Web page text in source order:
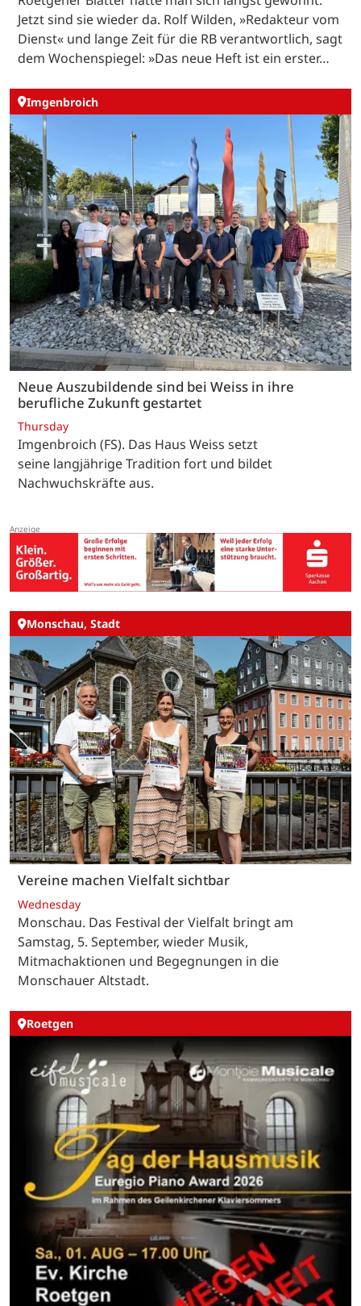
Jetzt sind sie wieder da. Rolf Wilden, »Redakteur vom
Dienst« und lange Zeit für die RB verantwortlich, sagt
dem Wochenspiegel: »Das neue Heft ist ein erster…
Imgenbroich
Neue Auszubildende sind bei Weiss in ihre
berufliche Zukunft gestartet
Thursday
Imgenbroich (FS). Das Haus Weiss setzt
seine langjährige Tradition fort und bildet
Nachwuchskräfte aus.
Monschau, Stadt
Vereine machen Vielfalt sichtbar
Wednesday
Monschau. Das Festival der Vielfalt bringt am
Samstag, 5. September, wieder Musik,
Mitmachaktionen und Begegnungen in die
Monschauer Altstadt.
Roetgen